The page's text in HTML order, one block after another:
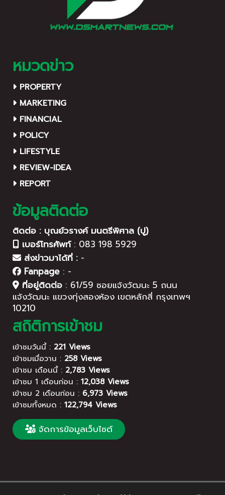
หมวดข่าว
PROPERTY
MARKETING
FINANCIAL
POLICY
LIFESTYLE
REVIEW-IDEA
REPORT
ข้อมูลติดต่อ
ติดต่อ : บุณย์วรางค์ มนตรีพิศาล (ปู)
เบอร์โทรศัพท์: 083 198 5929
ส่งข่าวมาได้ที่ : -
Fanpage : -
ที่อยู่ติดต่อ : 61/59 ซอยแจ้งวัฒนะ 5 ถนน
แจ้งวัฒนะ แขวงทุ่งสองห้อง เขตหลักสี่ กรุงเทพฯ
10210
สถิติการเข้าชม
เข้าชมวันนี้ : 221 Views
เข้าชมเมื่อวาน : 258 Views
เข้าชม เดือนนี้ : 2,783 Views
เข้าชม 1 เดือนก่อน : 12,038 Views
เข้าชม 2 เดือนก่อน : 6,973 Views
เข้าชมทั้งหมด : 122,794 Views
จัดการข้อมูลเว็บไซต์